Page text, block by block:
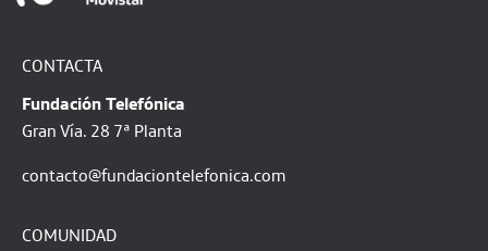
CONTACTA
Fundación Telefónica
Gran Vía. 28 7ª Planta
contacto@fundaciontelefonica.com
COMUNIDAD